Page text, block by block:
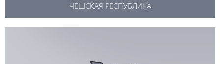
ЧЕШСКАЯ РЕСПУБЛИКА